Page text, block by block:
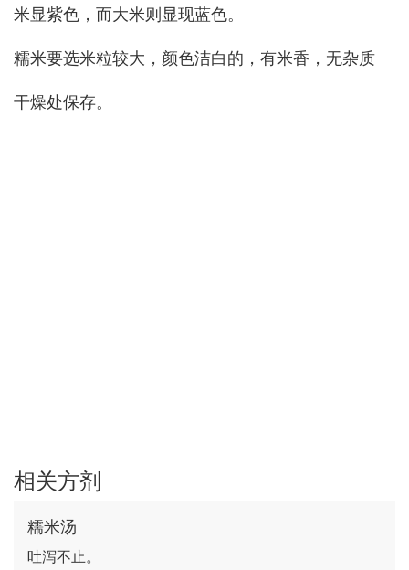
米显紫色，而大米则显现蓝色。
糯米要选米粒较大，颜色洁白的，有米香，无杂质
干燥处保存。
相关方剂
糯米汤
吐泻不止。